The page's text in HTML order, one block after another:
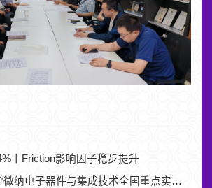
丨Friction影响因子稳步提升
集成技术全国重点实验室与清华大学高端装备界面科学与技术全国重点实验室召开交流座谈会